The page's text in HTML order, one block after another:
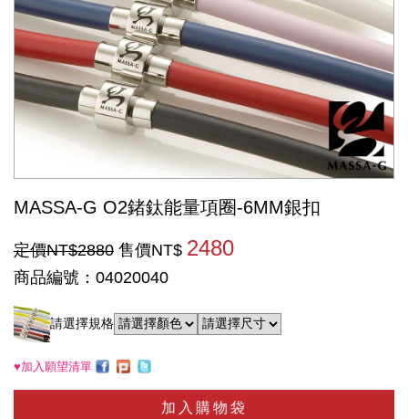
MASSA-G O2鍺鈦能量項圈-6MM銀扣
定價NT$2880 售價NT$ 2480
商品編號：04020040
請選擇規格
♥加入願望清單
加入購物袋